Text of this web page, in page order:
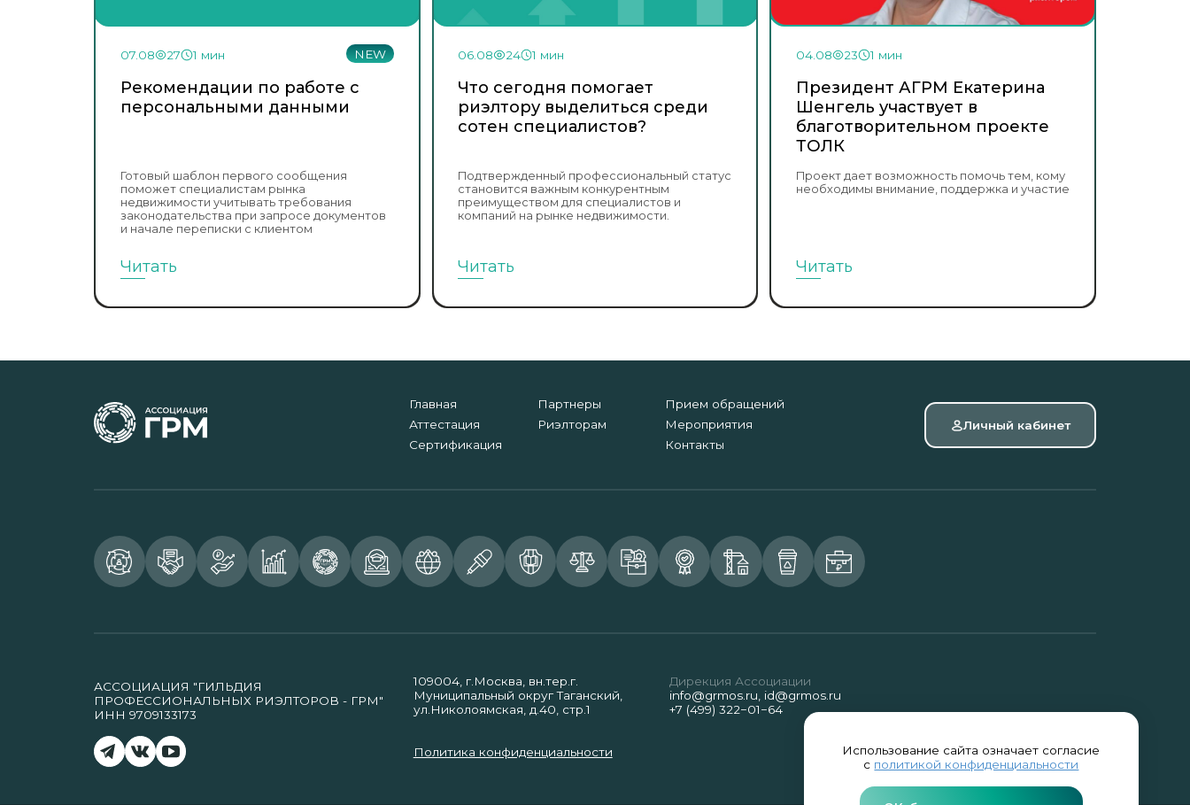
NEW
07.08 27 1 мин
Рекомендации по работе с
персональными данными
Готовый шаблон первого сообщения
поможет специалистам рынка
недвижимости учитывать требования
законодательства при запросе документов
и начале переписки с клиентом
Читать
06.08 24 1 мин
Что сегодня помогает
риэлтору выделиться среди
сотен специалистов?
Подтвержденный профессиональный статус
становится важным конкурентным
преимуществом для специалистов и
компаний на рынке недвижимости.
Читать
04.08 23 1 мин
Президент АГРМ Екатерина
Шенгель участвует в
благотворительном проекте
ТОЛК
Проект дает возможность помочь тем, кому
необходимы внимание, поддержка и участие
Читать
Использование сайта означает согласие
с политикой конфиденциальности
Главная
Аттестация
Сертификация
Партнеры
Риэлторам
Прием обращений
Мероприятия
Контакты
Личный кабинет
АССОЦИАЦИЯ "ГИЛЬДИЯ
ПРОФЕССИОНАЛЬНЫХ РИЭЛТОРОВ - ГРМ"
ИНН 9709133173
109004, г.Москва, вн.тер.г.
Муниципальный округ Таганский,
ул.Николоямская, д.40, стр.1
Дирекция Ассоциации
info@grmos.ru id@grmos.ru
+7 (499) 322−01−64
Политика конфиденциальности